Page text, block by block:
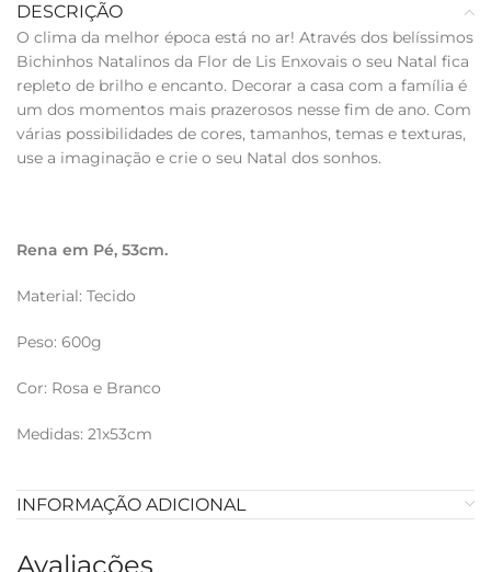
DESCRIÇÃO
O clima da melhor época está no ar! Através dos belíssimos
Bichinhos Natalinos da Flor de Lis Enxovais o seu Natal fica
repleto de brilho e encanto. Decorar a casa com a família é
um dos momentos mais prazerosos nesse fim de ano. Com
várias possibilidades de cores, tamanhos, temas e texturas,
use a imaginação e crie o seu Natal dos sonhos.
Rena em Pé, 53cm.
Material: Tecido
Peso: 600g
Cor: Rosa e Branco
Medidas: 21x53cm
INFORMAÇÃO ADICIONAL
Avaliações